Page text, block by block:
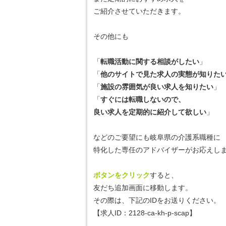
ご紹介させていただきます。
その他にも
「転職活動に関する相談がしたい 」
「他のサイトで見た求人の実態が知りた
「施設の雰囲気が良い求人を知りたい 」
「すぐには転職しないので、
良い求人を定期的に紹介して欲しい 」
などのご要望にも岐阜県の介護系職種に
特化した専任のアドバイザーがお応えし
ボタンをクリックすると、
友だち追加画面に移動します。
その際は、下記のIDをお送りください。
【求人ID： 2128-ca-kh-p-scap】